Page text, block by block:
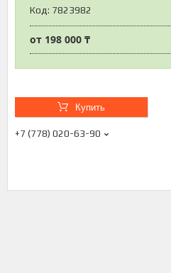
Код: 7823982
от 198 000 ₸
Купить
+7 (778) 020-63-90